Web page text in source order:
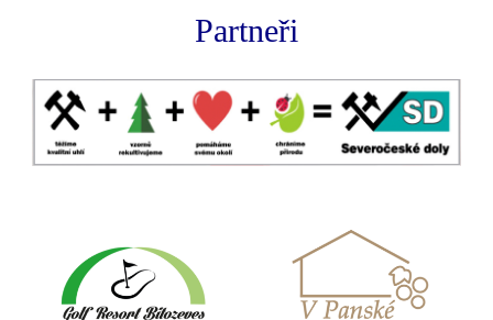
Partneři